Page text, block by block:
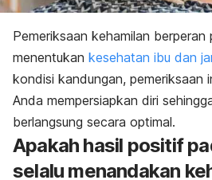
Pemeriksaan kehamilan berperan
menentukan kesehatan ibu dan
kondisi kandungan, pemeriksaan
Anda mempersiapkan diri
berlangsung secara optimal.
Apakah hasil positif
selalu menandakan